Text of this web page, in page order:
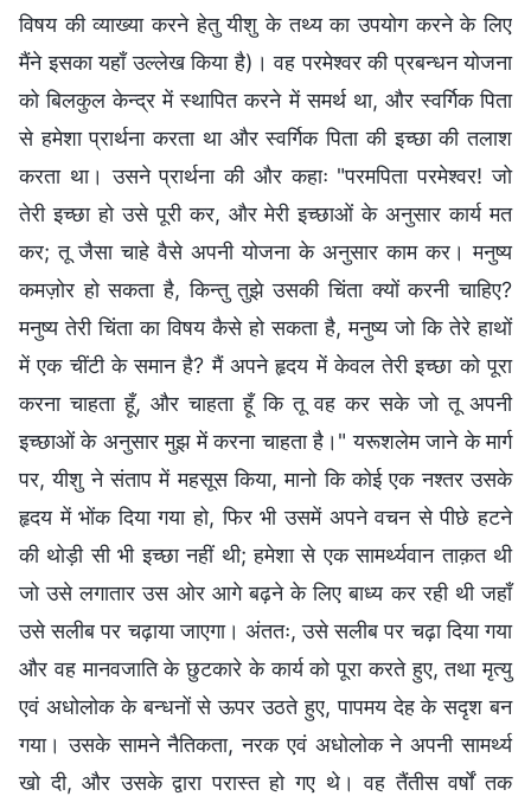
विषय की व्याख्या करने हेतु यीशु के तथ्य का उपयोग करने के लिए
मैंने इसका यहाँ उल्लेख किया है)। वह परमेश्वर की प्रबन्धन योजना
को बिलकुल केन्द्र में स्थापित करने में समर्थ था, और स्वर्गिक पिता
से हमेशा प्रार्थना करता था और स्वर्गिक पिता की इच्छा की तलाश
करता था। उसने प्रार्थना की और कहाः "परमपिता परमेश्वर! जो
तेरी इच्छा हो उसे पूरी कर, और मेरी इच्छाओं के अनुसार कार्य मत
कर; तू जैसा चाहे वैसे अपनी योजना के अनुसार काम कर। मनुष्य
कमज़ोर हो सकता है, किन्तु तुझे उसकी चिंता क्यों करनी चाहिए?
मनुष्य तेरी चिंता का विषय कैसे हो सकता है, मनुष्य जो कि तेरे हाथों
में एक चींटी के समान है? मैं अपने हृदय में केवल तेरी इच्छा को पूरा
करना चाहता हूँ, और चाहता हूँ कि तू वह कर सके जो तू अपनी
इच्छाओं के अनुसार मुझ में करना चाहता है।" यरूशलेम जाने के मार्ग
पर, यीशु ने संताप में महसूस किया, मानो कि कोई एक नश्तर उसके
हृदय में भोंक दिया गया हो, फिर भी उसमें अपने वचन से पीछे हटने
की थोड़ी सी भी इच्छा नहीं थी; हमेशा से एक सामर्थ्यवान ताक़त थी
जो उसे लगातार उस ओर आगे बढ़ने के लिए बाध्य कर रही थी जहाँ
उसे सलीब पर चढ़ाया जाएगा। अंततः, उसे सलीब पर चढ़ा दिया गया
और वह मानवजाति के छुटकारे के कार्य को पूरा करते हुए, तथा मृत्यु
एवं अधोलोक के बन्धनों से ऊपर उठते हुए, पापमय देह के सदृश बन
गया। उसके सामने नैतिकता, नरक एवं अधोलोक ने अपनी सामर्थ्य
खो दी, और उसके द्वारा परास्त हो गए थे। वह तैंतीस वर्षों तक